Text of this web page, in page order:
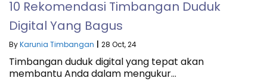
10 Rekomendasi Timbangan Duduk
Digital Yang Bagus
ByKarunia Timbangan 28 Oct, 24
Timbangan duduk digital yang tepat akan
membantu Anda dalam mengukur…